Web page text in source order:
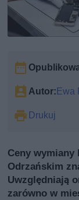
Autor: Ewa
Drukuj
Ceny
Odrzańskim
Uwzględniają
zarówno w